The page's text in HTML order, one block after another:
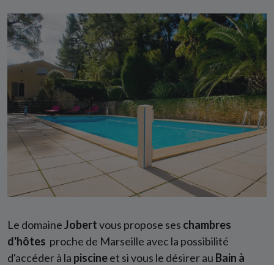
Le domaineJobertvous propose ses chambres
d'hôtes proche de Marseille avec la possibilité
d'accéder à la piscineet si vous le désirer au Bain à